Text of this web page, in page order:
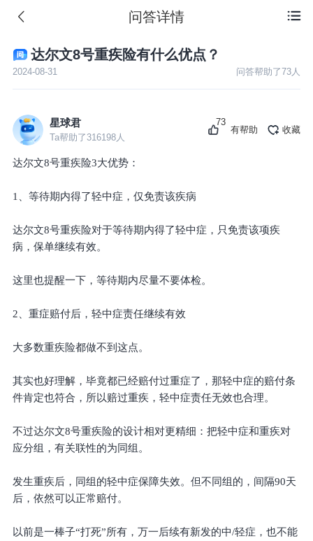
 问答详情
达尔文8号重疾险有什么优点？
2024-08-31 问答帮助了73 人
星球君
Ta帮助了 316198人
73
有帮助 收藏
达尔文8号重疾险3大优势：
1、等待期内得了轻中症，仅免责该疾病
达尔文8号重疾险对于等待期内得了轻中症，只免责该项疾
病，保单继续有效。
这里也提醒一下，等待期内尽量不要体检。
2、重症赔付后，轻中症责任继续有效
大多数重疾险都做不到这点。
其实也好理解，毕竟都已经赔付过重症了，那轻中症的赔付条
件肯定也符合，所以赔过重疾，轻中症责任无效也合理。
不过达尔文8号重疾险的设计相对更精细：把轻中症和重疾对
应分组，有关联性的为同组。
发生重疾后，同组的轻中症保障失效。但不同组的，间隔90天
后，依然可以正常赔付。
以前是一棒子“打死”所有，万一后续有新发的中/轻症，也不能